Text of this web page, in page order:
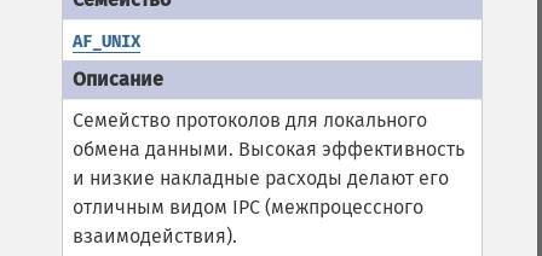
AF_UNIX
Семейство протоколов для локального
обмена данными. Высокая эффективность
и низкие накладные расходы делают его
отличным видом IPC (межпроцессного
взаимодействия).